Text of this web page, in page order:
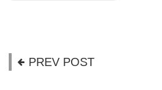
PREV POST